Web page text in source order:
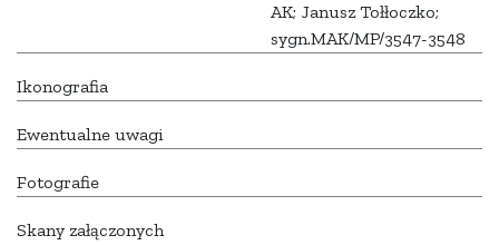
AK; Janusz Tołłoczko;
sygn.MAK/MP/3547-3548
Ikonografia
Ewentualne uwagi
Fotografie
Skany załączonych